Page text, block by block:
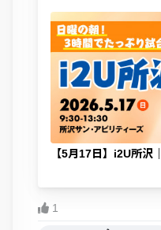
【5月17日】i2U所
1